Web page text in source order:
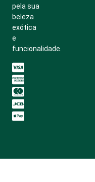
pela sua
beleza
exótica
e
funcionalidade.